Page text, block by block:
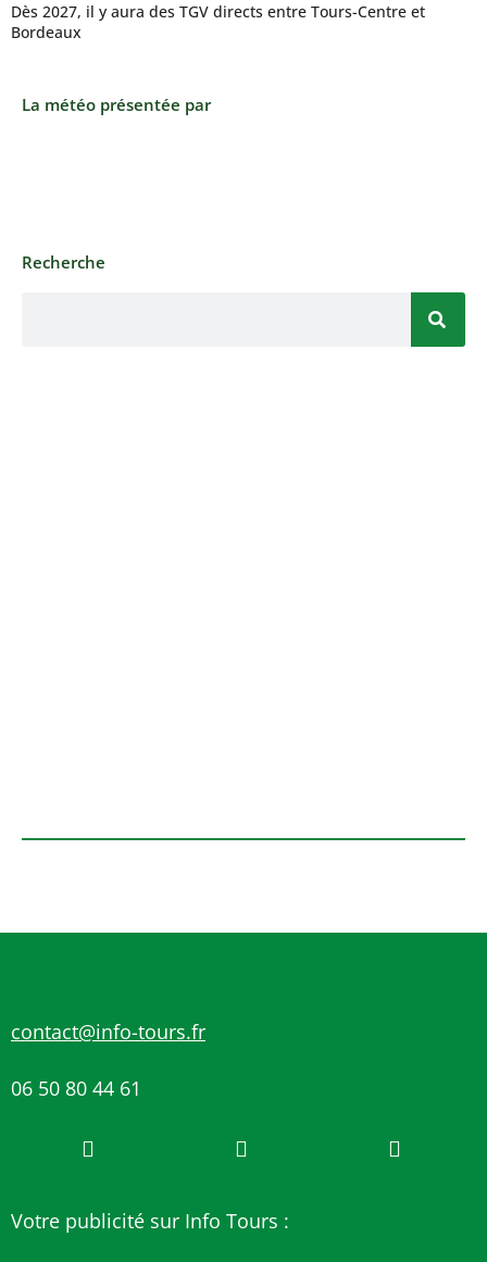
Dès 2027, il y aura des TGV directs entre Tours-Centre et
Bordeaux
La météo présentée par
Recherche
contact@info-tours.fr
06 50 80 44 61
Votre publicité sur Info Tours :